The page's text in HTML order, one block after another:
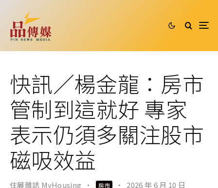
快訊／楊金龍：房市
管制到這就好 專家
表示仍須多關注股市
磁吸效益
住展雜誌 MyHousing · 房市 · 2026 年 6 月 10 日